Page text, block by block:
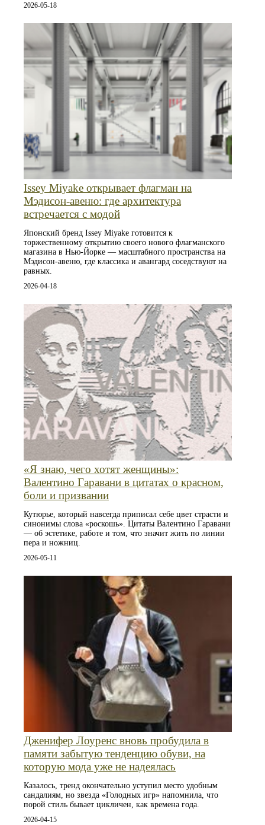
2026-05-18
Issey Miyake открывает флагман на
Мэдисон-авеню: где архитектура
встречается с модой
Японский бренд Issey Miyake готовится к
торжественному открытию своего нового флагманского
магазина в Нью-Йорке — масштабного пространства на
Мэдисон-авеню, где классика и авангард соседствуют на
равных.
2026-04-18
«Я знаю, чего хотят женщины»:
Валентино Гаравани в цитатах о красном,
боли и призвании
Кутюрье, который навсегда приписал себе цвет страсти и
синонимы слова «роскошь». Цитаты Валентино Гаравани
— об эстетике, работе и том, что значит жить по линии
пера и ножниц.
2026-05-11
Дженифер Лоуренс вновь пробудила в
памяти забытую тенденцию обуви, на
которую мода уже не надеялась
Казалось, тренд окончательно уступил место удобным
сандалиям, но звезда «Голодных игр» напомнила, что
порой стиль бывает цикличен, как времена года.
2026-04-15